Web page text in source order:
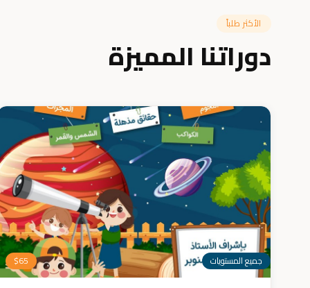
الأكثر طلباً
دوراتنا المميزة
جميع المستويات $65